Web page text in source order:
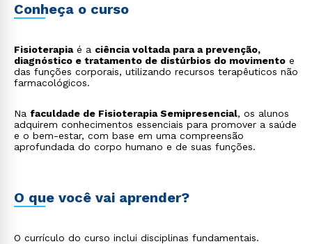
Conheça o curso
Fisioterapiaé a ciência voltada para a prevenção,
diagnóstico e tratamento de distúrbios do movimento e
das funções corporais, utilizando recursos terapêuticos não
farmacológicos.
Na faculdade de Fisioterapia Semipresencial, os alunos
adquirem conhecimentos essenciais para promover a saúde
e o bem-estar, com base em uma compreensão
aprofundada do corpo humano e de suas funções.
O que você vai aprender?
O currículo do curso inclui disciplinas fundamentais.